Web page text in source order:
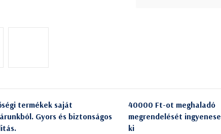
termékek saját
Gyors és biztonságos
40000 Ft-ot meghaladó
megrendelését
ki